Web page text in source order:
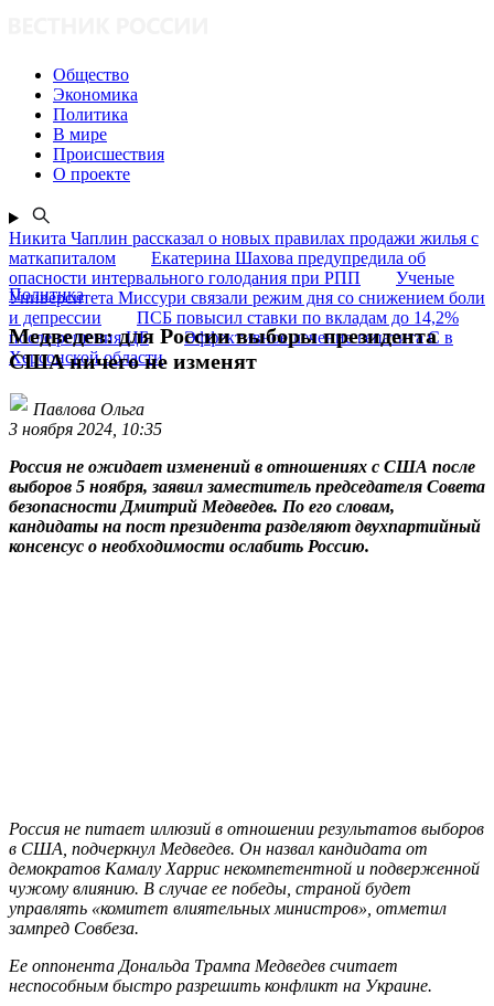
Общество
Экономика
Политика
В мире
Происшествия
О проекте
Никита Чаплин рассказал о новых правилах продажи жилья с
маткапиталом
Екатерина Шахова предупредила об
опасности интервального голодания при РПП
Ученые
Университета Миссури связали режим дня со снижением боли
и депрессии
ПСБ повысил ставки по вкладам до 14,2%
после решения ЦБ
Эффективное лечение гепатита C в
Херсонской области
Политика
Медведев: для России выборы президента
США ничего не изменят
Павлова Ольга
3 ноября 2024, 10:35
Россия не ожидает изменений в отношениях с США после
выборов 5 ноября, заявил заместитель председателя Совета
безопасности Дмитрий Медведев. По его словам,
кандидаты на пост президента разделяют двухпартийный
консенсус о необходимости ослабить Россию.
Россия не питает иллюзий в отношении результатов выборов
в США, подчеркнул Медведев. Он назвал кандидата от
демократов Камалу Харрис некомпетентной и подверженной
чужому влиянию. В случае ее победы, страной будет
управлять «комитет влиятельных министров», отметил
зампред Совбеза.
Ее оппонента Дональда Трампа Медведев считает
неспособным быстро разрешить конфликт на Украине.